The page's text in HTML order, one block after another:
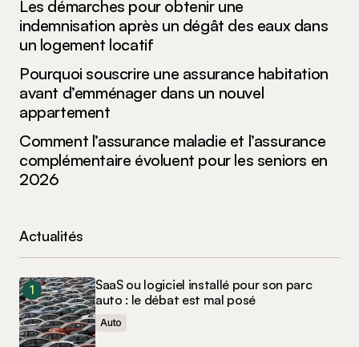
Les démarches pour obtenir une
indemnisation après un dégât des eaux dans
un logement locatif
Pourquoi souscrire une assurance habitation
avant d’emménager dans un nouvel
appartement
Comment l’assurance maladie et l’assurance
complémentaire évoluent pour les seniors en
2026
Actualités
SaaS ou logiciel installé pour son parc
auto : le débat est mal posé
Auto